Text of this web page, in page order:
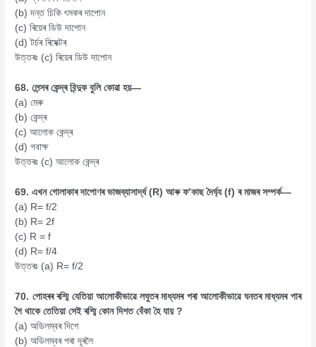
(b) দন্ত চিকি ৎসকৰ দাপোন
(c) ৰিয়েৰ ডিউ দাপোন
(d) টৰ্চৰ ৰিষেক্টৰ
উত্তৰঃ (c) ৰিয়েৰ ডিউ দাপোন
68. লেন্সৰ কেন্দ্ৰ বিন্দুক বুলি কোৱা হয়—
(a) মেৰু
(b) কেন্দ্ৰ
(c) আলোক কেন্দ্ৰ
(d) গবাক্ষ
উত্তৰঃ (c) আলোক কেন্দ্ৰ
69. এখন গোলাকাৰ দাপোণৰ ভাজব্যাসার্দ্ধ (R) আৰু ফ’কাছ দৈৰ্ঘ্য (f) ৰ মাজৰ সম্পৰ্ক—
(a) R= f/2
(b) R= 2f
(c) R = f
(d) R= f/4
উত্তৰঃ (a) R= f/2
70. পোহৰৰ ৰশ্মি যেতিয়া আলোকীভাৱে লঘুতৰ মাধ্যমৰ পৰা আলোকীভাৱে ঘনতৰ মাধ্যমৰ পাৰ
গৈ থাকে তেতিয়া সেই ৰশ্মি কোন দিশত বেঁকা হৈ যায় ?
(a) অডিলম্বৰ দিশে
(b) অডিলম্বৰ পৰা দূৰলৈ